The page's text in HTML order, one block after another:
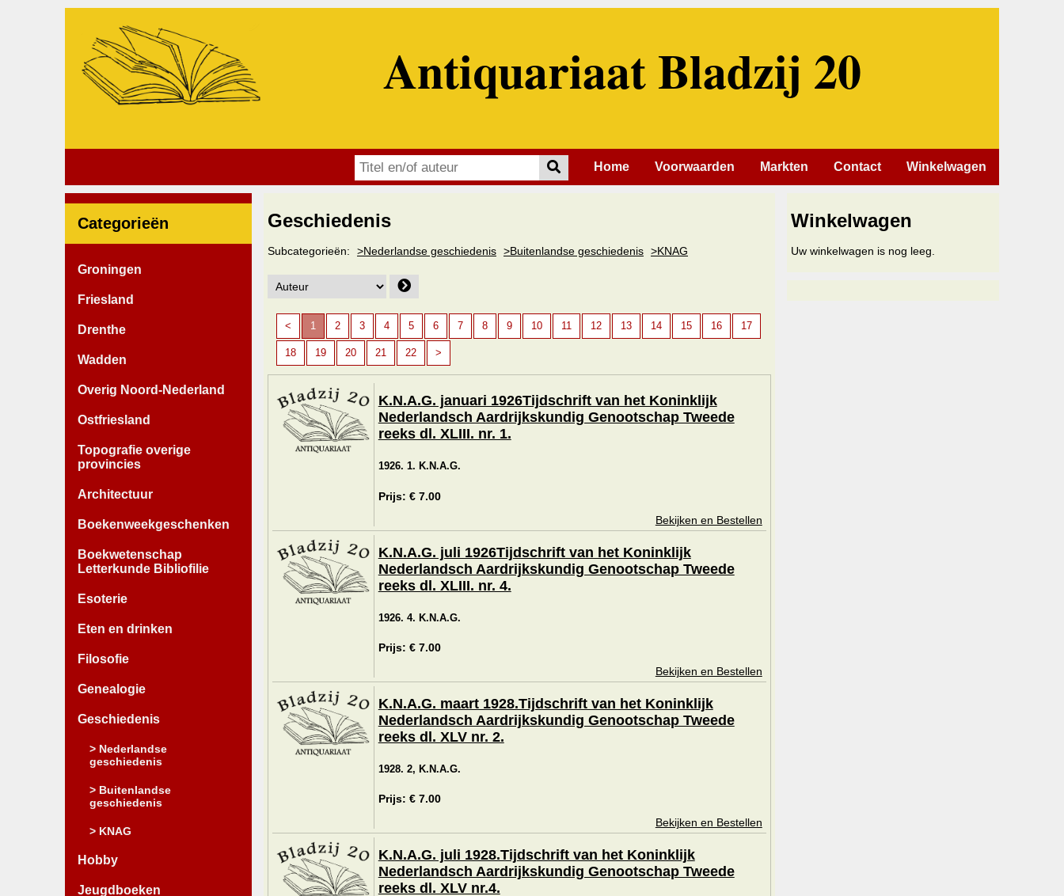
Antiquariaat Bladzij 20
Winkelwagen
Contact
Markten
Voorwaarden
Home
Categorieën
Groningen
Friesland
Drenthe
Wadden
Overig Noord-Nederland
Ostfriesland
Topografie overige
provincies
Architectuur
Boekenweekgeschenken
Boekwetenschap
Letterkunde Bibliofilie
Esoterie
Eten en drinken
Filosofie
Genealogie
Geschiedenis
> Nederlandse
geschiedenis
> Buitenlandse
geschiedenis
> KNAG
Hobby
Jeugdboeken
Geschiedenis
Subcategorieën: >Nederlandse geschiedenis >Buitenlandse geschiedenis >KNAG
< 1 2 3 4 5 6 7 8 9 10 11 12 13 14 15 16 17
18 19 20 21 22 >
K.N.A.G. januari 1926Tijdschrift van het Koninklijk
Nederlandsch Aardrijkskundig Genootschap Tweede
reeks dl. XLIII. nr. 1.
1926. 1. K.N.A.G.
Prijs: € 7.00
Bekijken en Bestellen
K.N.A.G. juli 1926Tijdschrift van het Koninklijk
Nederlandsch Aardrijkskundig Genootschap Tweede
reeks dl. XLIII. nr. 4.
1926. 4. K.N.A.G.
Prijs: € 7.00
Bekijken en Bestellen
K.N.A.G. maart 1928.Tijdschrift van het Koninklijk
Nederlandsch Aardrijkskundig Genootschap Tweede
reeks dl. XLV nr. 2.
1928. 2, K.N.A.G.
Prijs: € 7.00
Bekijken en Bestellen
K.N.A.G. juli 1928.Tijdschrift van het Koninklijk
Nederlandsch Aardrijkskundig Genootschap Tweede
reeks dl. XLV nr.4.
Winkelwagen
Uw winkelwagen is nog leeg.